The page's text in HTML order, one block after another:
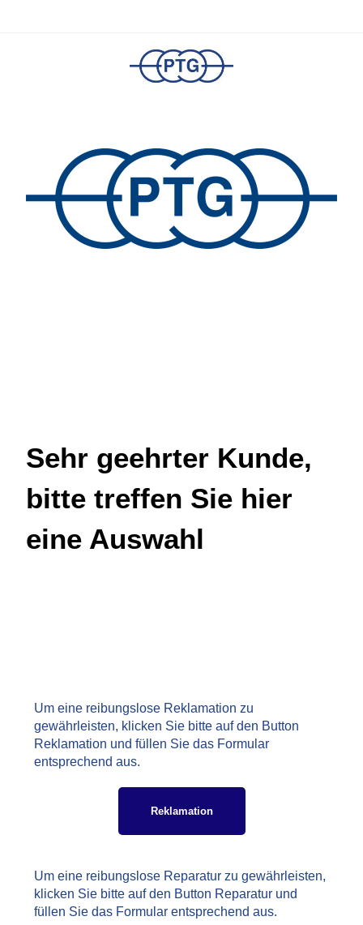
Sehr geehrter Kunde,
bitte treffen Sie hier
eine Auswahl
Um eine reibungslose Reklamation zu
gewährleisten, klicken Sie bitte auf den Button
Reklamation und füllen Sie das Formular
entsprechend aus.
Reklamation
Um eine reibungslose Reparatur zu gewährleisten,
klicken Sie bitte auf den Button Reparatur und
füllen Sie das Formular entsprechend aus.